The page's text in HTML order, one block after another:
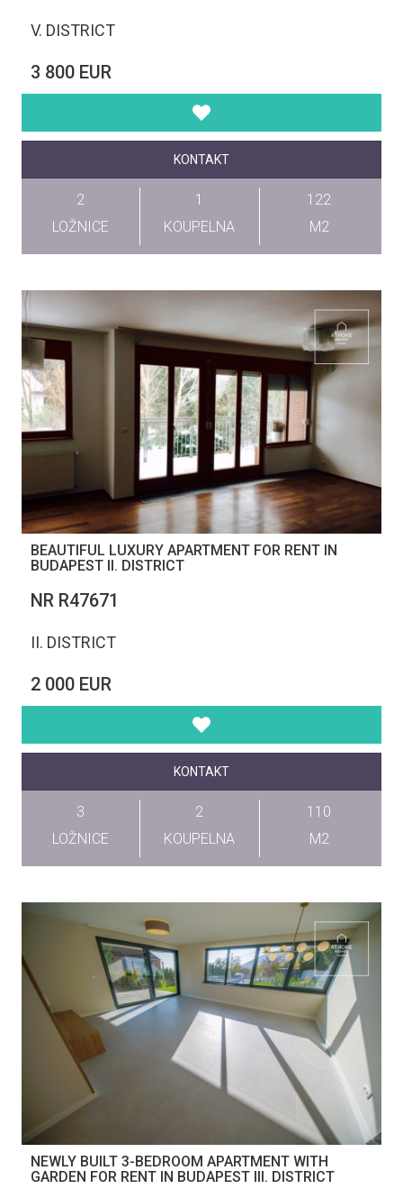
V. DISTRICT
3 800 EUR
KONTAKT
2
LOŽNICE
1
KOUPELNA
122
M2
BEAUTIFUL LUXURY APARTMENT FOR RENT IN
BUDAPEST II. DISTRICT
NR R47671
II. DISTRICT
2 000 EUR
KONTAKT
3
LOŽNICE
2
KOUPELNA
110
M2
NEWLY BUILT 3-BEDROOM APARTMENT WITH
GARDEN FOR RENT IN BUDAPEST III. DISTRICT